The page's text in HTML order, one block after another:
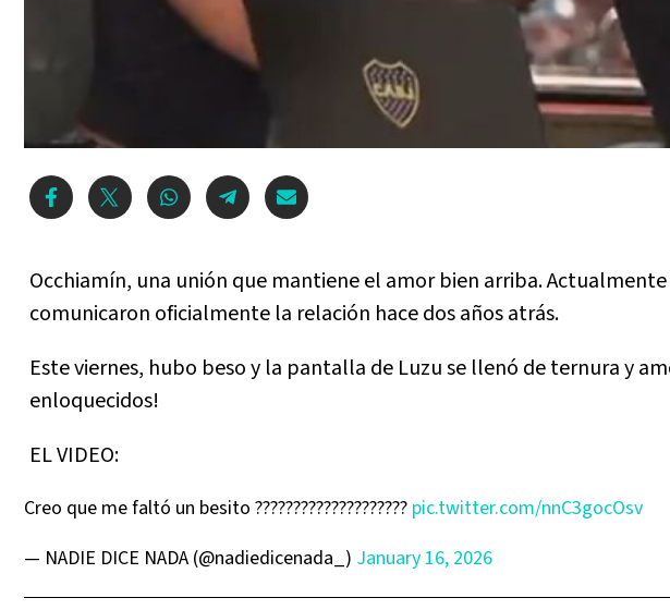
Occhiamín, una unión que mantiene el amor bien arriba.
comunicaron oficialmente la relación hace dos años atrás.
Este viernes, hubo beso y la pantalla de Luzu se llenó de ternura y
enloquecidos!
EL VIDEO:
Creo que me faltó un besito ???????????????????? pic.twitter.com/nnC3gocOsv
— NADIE DICE NADA (@nadiedicenada_) January 16, 2026